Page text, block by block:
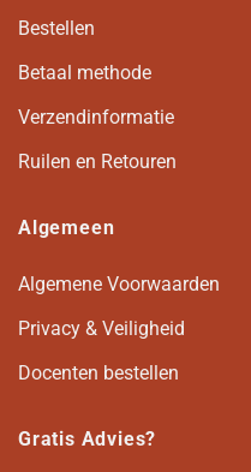
Bestellen
Betaal methode
Verzendinformatie
Ruilen en Retouren
Algemeen
Algemene Voorwaarden
Privacy & Veiligheid
Docenten bestellen
Gratis Advies?